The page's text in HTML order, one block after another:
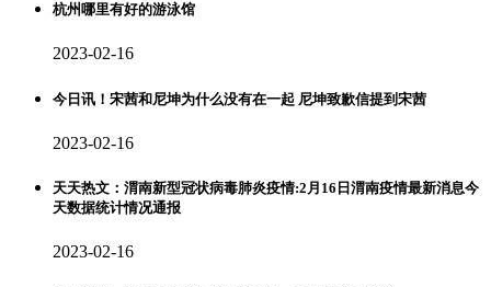
杭州哪里有好的游泳馆
2023-02-16
今日讯！宋茜和尼坤为什么没有在一起 尼坤致歉信提到宋茜
2023-02-16
天天热文：渭南新型冠状病毒肺炎疫情:2月16日渭南疫情最新消息今
天数据统计情况通报
2023-02-16